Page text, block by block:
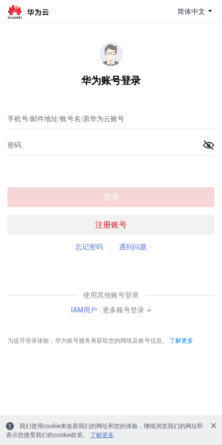
简体中文
华为账号登录
注册账号
登录
忘记密码 遇到问题
使用其他账号登录
IAM用户 | 更多账号登录
为提升登录体验，华为账号服务将获取您的网络及账号信息。 了解更多
我们使用cookie来改善我们的网址和您的体验，继续浏览我们的网址即
表示您接受我们的cookie政策。
了解更多